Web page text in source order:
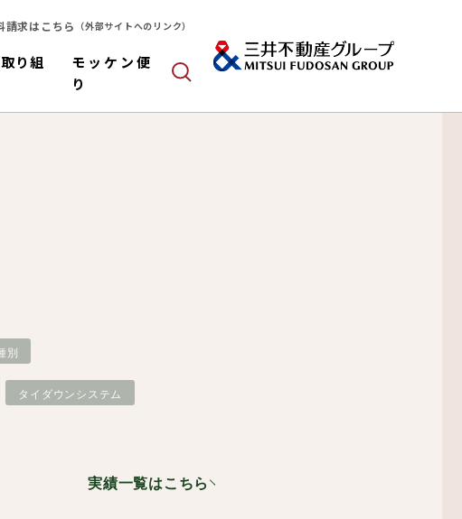
請求はこちら （外部サイトへのリンク）
計・積算
大規模木造
舎
ブルシールドパネル
り組
モッケン便
り
別
タイダウンシステム
実績一覧はこちら